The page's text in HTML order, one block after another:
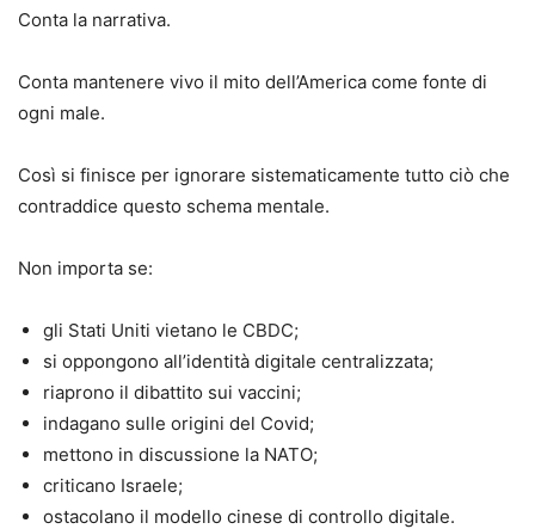
Conta la narrativa.
Conta mantenere vivo il mito dell’America come fonte di
ogni male.
Così si finisce per ignorare sistematicamente tutto ciò che
contraddice questo schema mentale.
Non importa se:
gli Stati Uniti vietano le CBDC;
si oppongono all’identità digitale centralizzata;
riaprono il dibattito sui vaccini;
indagano sulle origini del Covid;
mettono in discussione la NATO;
criticano Israele;
ostacolano il modello cinese di controllo digitale.